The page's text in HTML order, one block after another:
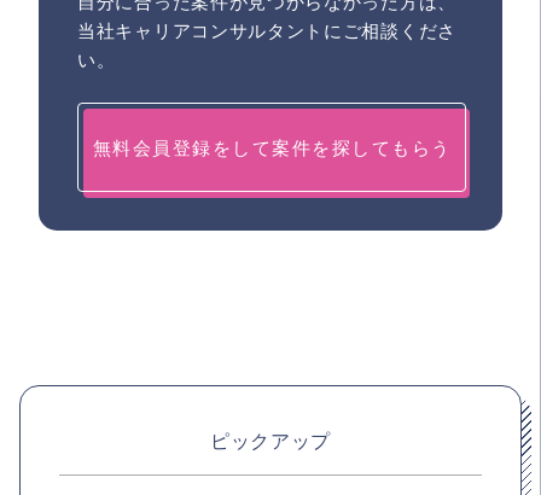
当社キャリアコンサルタントにご相談くださ
い。
無料会員登録をして案件を探してもらう
ピックアップ